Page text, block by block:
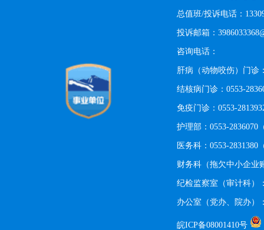
总值班/投诉电话：
投诉邮箱：
咨询电话：
肝病（动物咬伤）门诊
结核病门诊：0553-
免疫门诊：0553-
护理部：0553-2836070
医务科：0553-2831380
财务科（拖欠中小企业
纪检监察室（审计科）
办公室（党办、院办）
皖ICP备08001410号